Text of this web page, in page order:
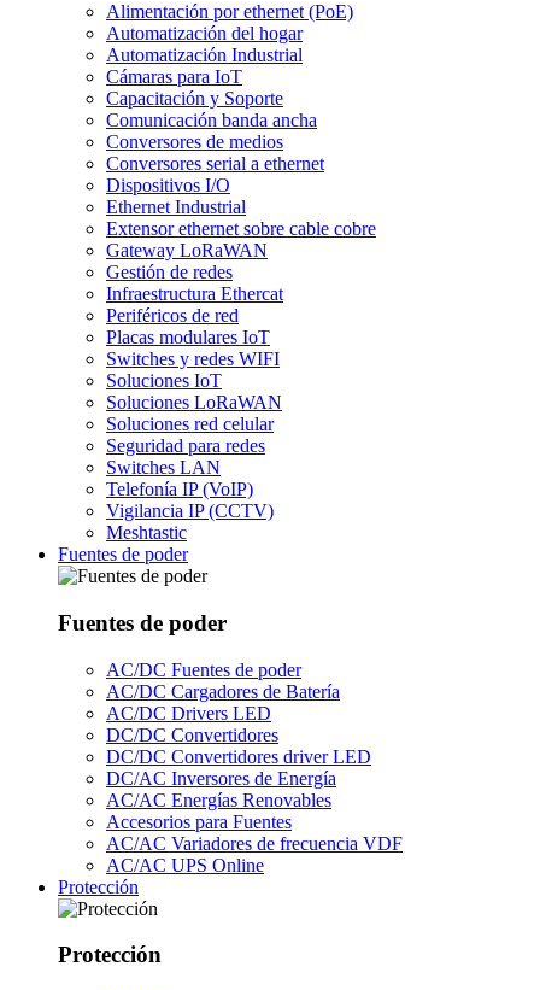
Alimentación por ethernet (PoE)
Automatización del hogar
Automatización Industrial
Cámaras para IoT
Capacitación y Soporte
Comunicación banda ancha
Conversores de medios
Conversores serial a ethernet
Dispositivos I/O
Ethernet Industrial
Extensor ethernet sobre cable cobre
Gateway LoRaWAN
Gestión de redes
Infraestructura Ethercat
Periféricos de red
Placas modulares IoT
Switches y redes WIFI
Soluciones IoT
Soluciones LoRaWAN
Soluciones red celular
Seguridad para redes
Switches LAN
Telefonía IP (VoIP)
Vigilancia IP (CCTV)
Meshtastic
Fuentes de poder
Fuentes de poder
AC/DC Fuentes de poder
AC/DC Cargadores de Batería
AC/DC Drivers LED
DC/DC Convertidores
DC/DC Convertidores driver LED
DC/AC Inversores de Energía
AC/AC Energías Renovables
Accesorios para Fuentes
AC/AC Variadores de frecuencia VDF
AC/AC UPS Online
Protección
Protección